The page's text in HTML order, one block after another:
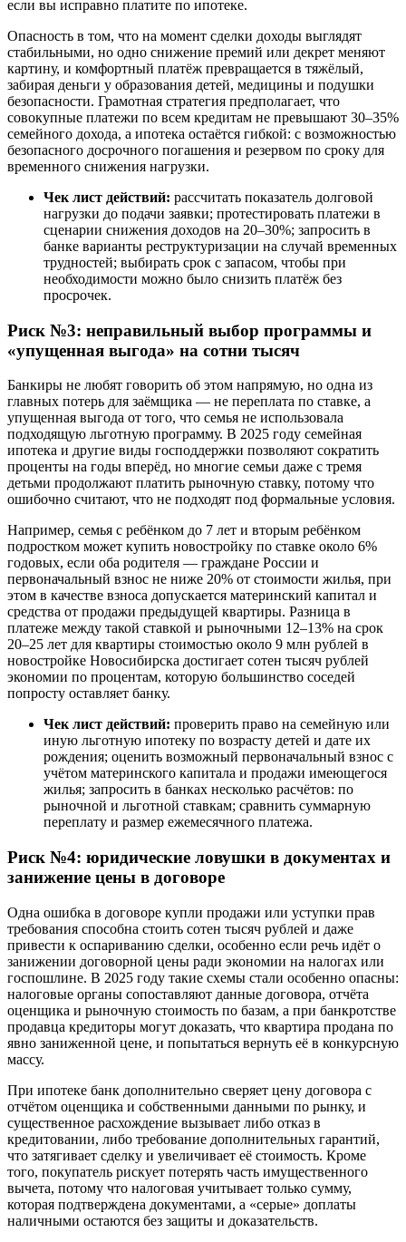
если вы исправно платите по ипотеке.
Опасность в том, что на момент сделки доходы выглядят
стабильными, но одно снижение премий или декрет меняют
картину, и комфортный платёж превращается в тяжёлый,
забирая деньги у образования детей, медицины и подушки
безопасности. Грамотная стратегия предполагает, что
совокупные платежи по всем кредитам не превышают 30–35%
семейного дохода, а ипотека остаётся гибкой: с возможностью
безопасного досрочного погашения и резервом по сроку для
временного снижения нагрузки.
Чек лист действий: рассчитать показатель долговой
нагрузки до подачи заявки; протестировать платежи в
сценарии снижения доходов на 20–30%; запросить в
банке варианты реструктуризации на случай временных
трудностей; выбирать срок с запасом, чтобы при
необходимости можно было снизить платёж без
просрочек.
Риск №3: неправильный выбор программы и
«упущенная выгода» на сотни тысяч
Банкиры не любят говорить об этом напрямую, но одна из
главных потерь для заёмщика — не переплата по ставке, а
упущенная выгода от того, что семья не использовала
подходящую льготную программу. В 2025 году семейная
ипотека и другие виды господдержки позволяют сократить
проценты на годы вперёд, но многие семьи даже с тремя
детьми продолжают платить рыночную ставку, потому что
ошибочно считают, что не подходят под формальные условия.
Например, семья с ребёнком до 7 лет и вторым ребёнком
подростком может купить новостройку по ставке около 6%
годовых, если оба родителя — граждане России и
первоначальный взнос не ниже 20% от стоимости жилья, при
этом в качестве взноса допускается материнский капитал и
средства от продажи предыдущей квартиры. Разница в
платеже между такой ставкой и рыночными 12–13% на срок
20–25 лет для квартиры стоимостью около 9 млн рублей в
новостройке Новосибирска достигает сотен тысяч рублей
экономии по процентам, которую большинство соседей
попросту оставляет банку.
Чек лист действий: проверить право на семейную или
иную льготную ипотеку по возрасту детей и дате их
рождения; оценить возможный первоначальный взнос с
учётом материнского капитала и продажи имеющегося
жилья; запросить в банках несколько расчётов: по
рыночной и льготной ставкам; сравнить суммарную
переплату и размер ежемесячного платежа.
Риск №4: юридические ловушки в документах и
занижение цены в договоре
Одна ошибка в договоре купли продажи или уступки прав
требования способна стоить сотен тысяч рублей и даже
привести к оспариванию сделки, особенно если речь идёт о
занижении договорной цены ради экономии на налогах или
госпошлине. В 2025 году такие схемы стали особенно опасны:
налоговые органы сопоставляют данные договора, отчёта
оценщика и рыночную стоимость по базам, а при банкротстве
продавца кредиторы могут доказать, что квартира продана по
явно заниженной цене, и попытаться вернуть её в конкурсную
массу.
При ипотеке банк дополнительно сверяет цену договора с
отчётом оценщика и собственными данными по рынку, и
существенное расхождение вызывает либо отказ в
кредитовании, либо требование дополнительных гарантий,
что затягивает сделку и увеличивает её стоимость. Кроме
того, покупатель рискует потерять часть имущественного
вычета, потому что налоговая учитывает только сумму,
которая подтверждена документами, а «серые» доплаты
наличными остаются без защиты и доказательств.